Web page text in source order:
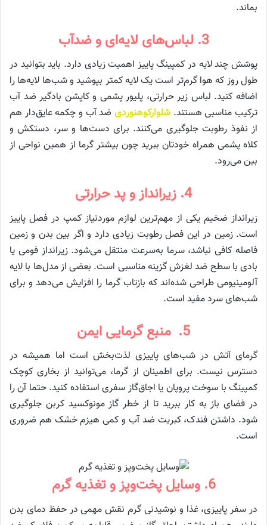
بماند.
3. لباس‌های لایه‌ای و ضدآب
پوشش چند لایه در کمپینگ پاییز اهمیت زیادی دارد. باید بتوانید در
طول روز که هوا گرم‌تر است یک لایه کمتر بپوشید و شب‌ها لایه‌ها را
اضافه کنید. لباس زیر حرارتی، پلیور پشمی و کاپشن بادگیر ضد آب
ترکیب مناسبی هستند. شلوارکوهنوردی ضد آب و چکمه عایق‌دار هم
از نفوذ رطوبت جلوگیری می‌کنند. برای دست‌ها و سر، دستکش و
کلاه پشمی همراه خودتان ببرید چون بیشتر گرما از همین نواحی از
بین می‌رود.
4. زیرانداز و پد حرارتی
زیرانداز ضخیم یکی از مهم‌ترین لوازم موردنیاز کمپ در فصل پاییز
است. زمین در این فصل رطوبت زیادی دارد و اگر بین بدن و زمین
فاصله کافی نباشد، سرما به‌سرعت منتقل می‌شود. زیرانداز فومی یا
بادی با سطح ضد لغزش گزینه مناسبی است. بعضی از مدل‌ها با لایه
آلومینیومی طراحی شده‌اند که بازتاب گرما را افزایش می‌دهد و برای
شب‌های سرد مفید است.
5. منبع گرمایی ایمن
گرمای آتش در شب‌های پاییزی لذت‌بخش است اما همیشه در
دسترس نیست. برای اطمینان از گرما، می‌توانید از بخاری کوچک
کمپینگ با سوخت پروپان یا اجاق‌گاز سفری استفاده کنید. حتما آن را
در فضای باز به کار ببرید تا از خطر گاز مونوکسید کربن جلوگیری
شود. داشتن فندک، کبریت ضد آب و کمی هیزم خشک هم ضروری
است.
6. وسایل پخت‌و‌پز و تغذیه گرم
در سفر پاییزی، غذا و نوشیدنی گرم نقش مهمی در حفظ دمای بدن